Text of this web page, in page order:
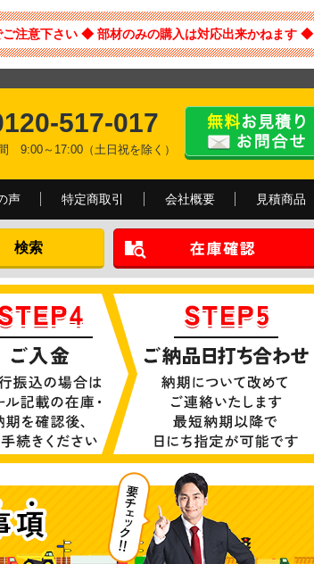
注意下さい ◆ 部材のみの購入は対応出来かねます ◆
517-017
9:00～17:00（土日祝を除く）
声 特定商取引 会社概要 見積商品